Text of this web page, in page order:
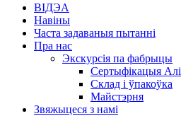
ВІДЭА
Навіны
Часта задаваныя пытанні
Пра нас
Экскурсія па фабрыцы
Сертыфікацыя Алі
Склад і ўпакоўка
Майстэрня
Звяжыцеся з намі